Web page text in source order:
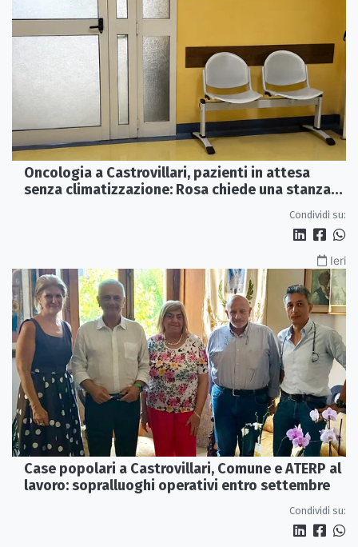
Oncologia a Castrovillari, pazienti in attesa
senza climatizzazione: Rosa chiede una stanza
Condividi su:
Ieri
Case popolari a Castrovillari, Comune e ATERP al
lavoro: sopralluoghi operativi entro settembre
Condividi su: